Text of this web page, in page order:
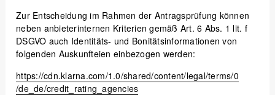
Zur Entscheidung im Rahmen der Antragsprüfung können
neben anbieterinternen Kriterien gemäß Art. 6 Abs. 1 lit. f
DSGVO auch Identitäts- und Bonitätsinformationen von
folgenden Auskunfteien einbezogen werden:
https://cdn.klarna.com/1.0/shared/content/legal/terms/0
/de_de/credit_rating_agencies